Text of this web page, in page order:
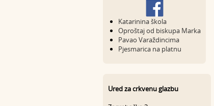
Katarinina škola
Oproštaj od biskupa Marka
Pavao Varaždincima
Pjesmarica na platnu
Ured za crkvenu glazbu